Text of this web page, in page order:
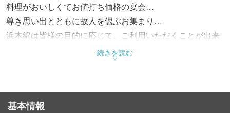
料理がおいしくてお値打ち価格の宴会…
尊き思い出とともに故人を偲ぶお集まり…
浜木綿は皆様の目的に応じて、ご利用いただくことが出来
続きを読む
基本情報